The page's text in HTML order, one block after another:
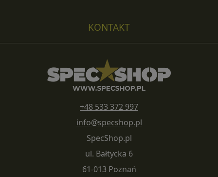
KONTAKT
+48 533 372 997
info@specshop.pl
SpecShop.pl
ul. Bałtycka 6
61-013 Poznań